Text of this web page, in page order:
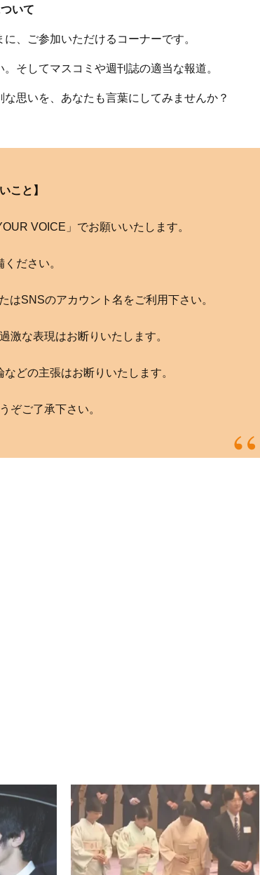
いて
、ご参加いただけるコーナーです。
そしてマスコミや週刊誌の適当な報道。
思いを、あなたも言葉にしてみませんか？
こと】
VOICE」でお願いいたします。
ださい。
はSNSのアカウント名をご利用下さい。
激な表現はお断りいたします。
どの主張はお断りいたします。
ぞご了承下さい。